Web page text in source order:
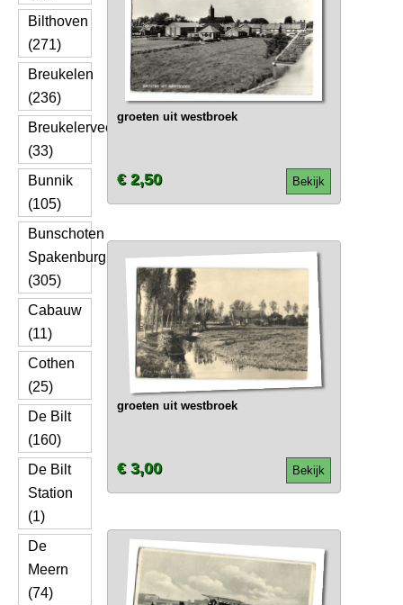
Bilthoven
(271)
Breukelen
(236)
Breukelerveen
(33)
Bunnik
(105)
Bunschoten
Spakenburg
(305)
Cabauw
(11)
Cothen
(25)
De Bilt
(160)
De Bilt
Station
(1)
De
Meern
(74)
groeten uit westbroek
Bekijk
€ 2,50
groeten uit westbroek
Bekijk
€ 3,00